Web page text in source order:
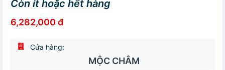
Còn ít hoặc hết hàng
6,282,000 đ
Cửa hàng:
MỘC CHÂM